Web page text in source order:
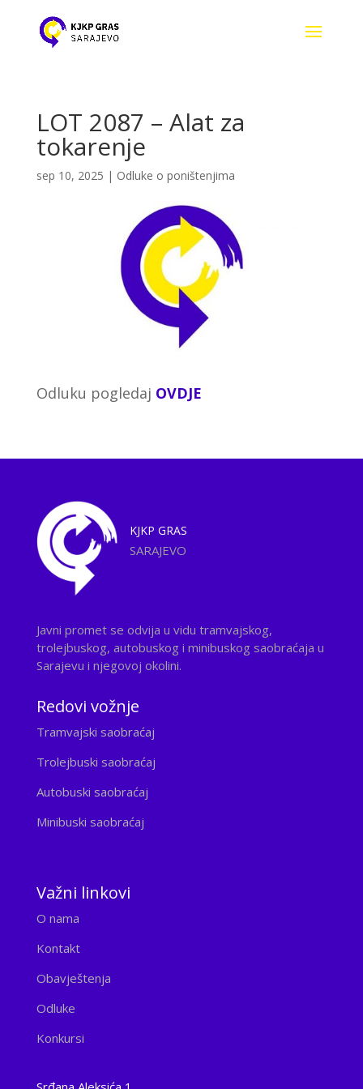
LOT 2087 – Alat za
tokarenje
sep 10, 2025 | Odluke o poništenjima
Odluku pogledaj OVDJE
KJKP GRAS
SARAJEVO
Javni promet se odvija u vidu tramvajskog,
trolejbuskog, autobuskog i minibuskog saobraćaja u
Sarajevu i njegovoj okolini.
Redovi vožnje
Tramvajski saobraćaj
Trolejbuski saobraćaj
Autobuski saobraćaj
Minibuski saobraćaj
Važni linkovi
O nama
Kontakt
Obavještenja
Odluke
Konkursi